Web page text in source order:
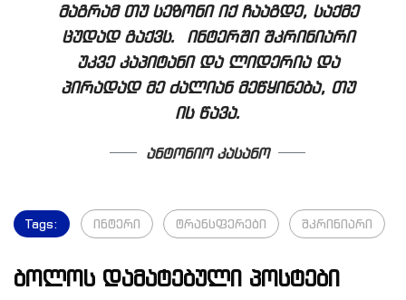
მაგრამ თუ სეზონი იქ ჩააგდე, საქმე
ცუდად გაქვს. ინტერში შკრინიარი
უკვე კაპიტანი და ლიდერია და
პირადად მე ძალიან მეწყინება, თუ
ის წავა.
ანტონიო კასანო
Tags: ინტერი ტრანსფერები შკრინიარი
ბოლოს დამატებული პოსტები